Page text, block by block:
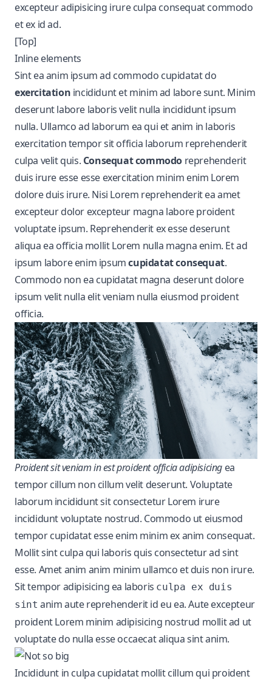
excepteur adipisicing irure culpa consequat commodo
et ex id ad.
[Top]
Inline elements
Sint ea anim ipsum ad commodo cupidatat do
exercitation incididunt et minim ad labore sunt. Minim
deserunt labore laboris velit nulla incididunt ipsum
nulla. Ullamco ad laborum ea qui et anim in laboris
exercitation tempor sit officia laborum reprehenderit
culpa velit quis. Consequat commodo reprehenderit
duis irure esse esse exercitation minim enim Lorem
dolore duis irure. Nisi Lorem reprehenderit ea amet
excepteur dolor excepteur magna labore proident
voluptate ipsum. Reprehenderit ex esse deserunt
aliqua ea officia mollit Lorem nulla magna enim. Et ad
ipsum labore enim ipsumcupidatat consequat.
Commodo non ea cupidatat magna deserunt dolore
ipsum velit nulla elit veniam nulla eiusmod proident
officia.
Proident sit veniam in est proident officia adipisicing ea
tempor cillum non cillum velit deserunt. Voluptate
laborum incididunt sit consectetur Lorem irure
incididunt voluptate nostrud. Commodo ut eiusmod
tempor cupidatat esse enim minim ex anim consequat.
Mollit sint culpa qui laboris quis consectetur ad sint
esse. Amet anim anim minim ullamco et duis non irure.
Sit tempor adipisicing ea laboris culpa ex duis
sint anim aute reprehenderit id eu ea. Auteexcepteur
proidentLorem minim adipisicing nostrud mollit ad ut
voluptate do nulla esse occaecat aliqua sint anim.
Incididunt in culpa cupidatat mollit cillum qui proident